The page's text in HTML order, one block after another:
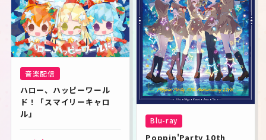
音楽配信
ハロー、ハッピーワール
ド！「スマイリーキャロ
ル」
Blu-ray
Poppin'Party 10th